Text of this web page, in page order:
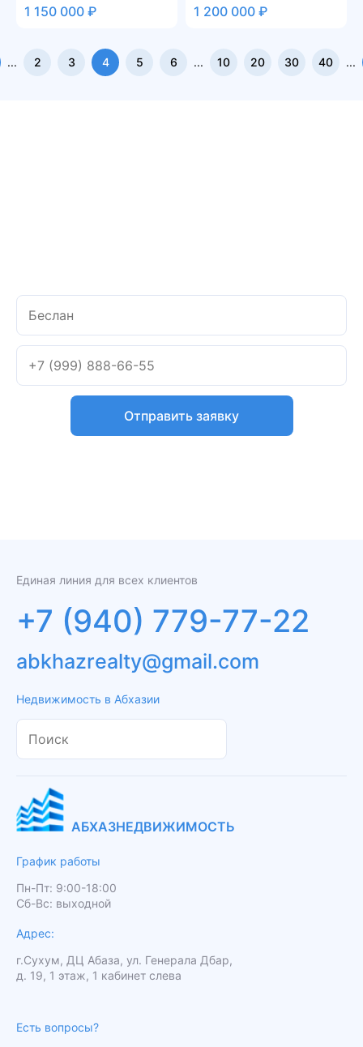
1 150 000 ₽ 1 200 000 ₽
... 2 3 4 5 6 ... 10 20 30 40 ...
Отправить заявку
Единая линия для всех клиентов
+7 (940) 779-77-22
Недвижимость в Абхазии
abkhazrealty@gmail.com
АБХАЗНЕДВИЖИМОСТЬ
График работы
Пн-Пт: 9:00-18:00
Сб-Вс: выходной
Адрес:
г.Сухум, ДЦ Абаза, ул. Генерала Дбар,
д. 19, 1 этаж, 1 кабинет слева
Есть вопросы?